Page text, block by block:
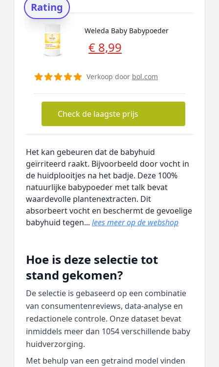
Rating
Weleda Baby Babypoeder
€ 8,99
Verkoop door bol.com
Check de laagste prijs
Het kan gebeuren dat de babyhuid
geïrriteerd raakt. Bijvoorbeeld door vocht in
de huidplooitjes na het badje. Deze 100%
natuurlijke babypoeder met talk bevat
waardevolle plantenextracten. Dit
absorbeert vocht en beschermt de gevoelige
babyhuid tegen... lees meer op de webshop
Hoe is deze selectie tot
stand gekomen?
De selectie is gebaseerd op een combinatie
van consumentenreviews, data‑analyse en
redactionele controle. Onze dataset bevat
inmiddels meer dan 1054 verschillende baby
huidverzorging.
Met behulp van een getraind model vinden